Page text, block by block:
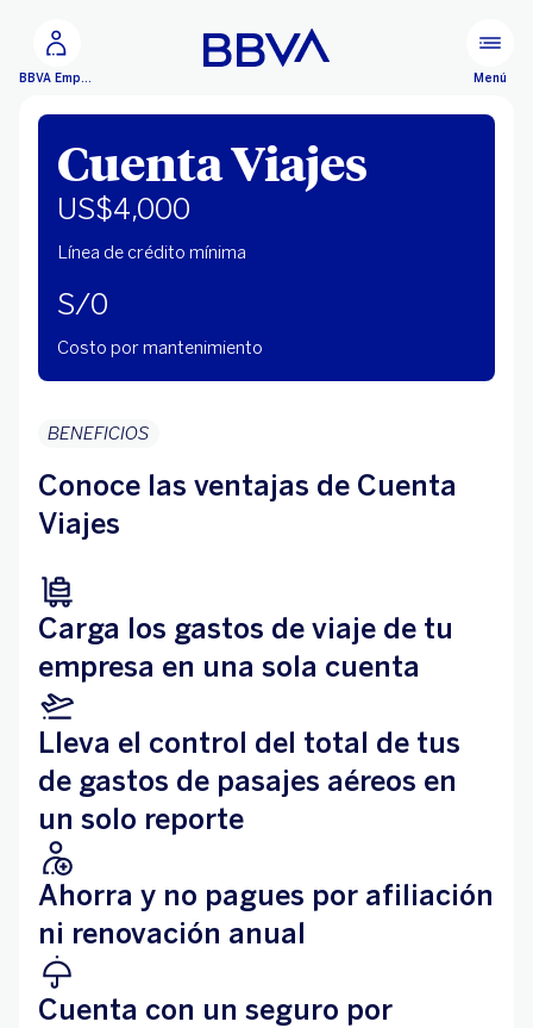
BBVA Empresas Menú
Cuenta Viajes
US$4,000
Línea de crédito mínima
S/0
Costo por mantenimiento
BENEFICIOS
Conoce las ventajas de Cuenta
Viajes
Carga los gastos de viaje de tu
empresa en una sola cuenta
Lleva el control del total de tus
de gastos de pasajes aéreos en
un solo reporte
Ahorra y no pagues por afiliación
ni renovación anual
Cuenta con un seguro por